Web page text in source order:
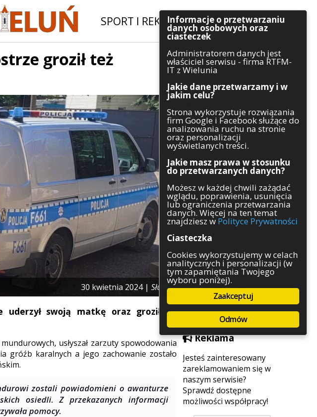
SPORT I REKREACJA|INWESTYCJE
Szukaj
Kategorie
Architektura
Gospodarka
Handel
Komunikaty
Kultura
Polityka
Pozostałe
Psychologia
Rolnictwo
Służby
Sport
Środowisko
Szkolnictwo
Wydarzenia
Zapowiedzi
Zdrowie
Reklama
Jesteś zainteresowany
zareklamowaniem się w
naszym serwisie?
Sprawdź dostępne
możliwości współpracy!
groził też
30 kwietnia 2024 |Służby
swoją matkę oraz groził jej
usłyszał zarzuty spowodowania
gróźb karalnych a jego zachowanie zostało
zostali powiadomieni o awanturze
osiedli. Z przekazanych informacji
pomocy.
Informacje o przetwarzaniu
danych osobowych oraz
ciasteczek
Administratorem danych jest
właściciel serwisu - firma RTFM-
IT z Wielunia
Jakie dane przetwarzamy i w
jakim celu?
Strona wykorzystuje rozwiązania
firm Google i Facebook służące do
analizowania ruchu na stronie
oraz personalizacji
wyświetlanych treści.
Jakie masz prawa w stosunku
do przetwarzanych danych?
Możesz w każdej chwili zażądać
wglądu, poprawienia, usunięcia
lub ograniczenia przetwarzania
danych. Więcej na ten temat
znajdziesz w Polityce Prywatności
Ciasteczka
Cookies wykorzystujemy w celach
analitycznych i personalizacji (w
tym zapamiętania Twojego
wyboru poniżej).
Zaakceptuj
Odmów